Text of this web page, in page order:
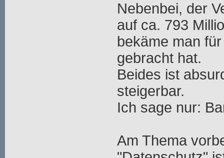
Nebenbei, der
auf ca. 793
bekäme man
gebracht hat.
Beides ist
steigerbar.
Ich sage nur:
Am Thema